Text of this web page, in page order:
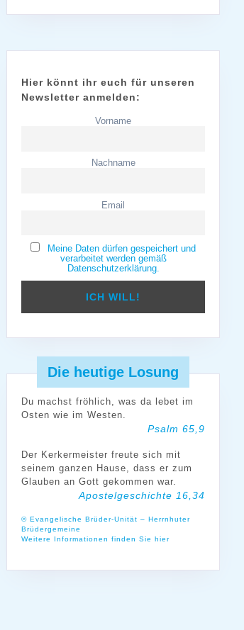
Hier könnt ihr euch für unseren
Newsletter anmelden:
Vorname
Nachname
Email
Meine Daten dürfen gespeichert und
verarbeitet werden gemäß
Datenschutzerklärung.
Die heutige Losung
Du machst fröhlich, was da lebet im
Osten wie im Westen.
Psalm 65,9
Der Kerkermeister freute sich mit
seinem ganzen Hause, dass er zum
Glauben an Gott gekommen war.
Apostelgeschichte 16,34
© Evangelische Brüder-Unität – Herrnhuter
Brüdergemeine
Weitere Informationen finden Sie hier